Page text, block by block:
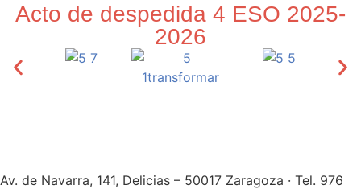
Acto de despedida 4 ESO 2025-
2026
Av. de Navarra, 141, Delicias – 50017 Zaragoza · Tel. 976